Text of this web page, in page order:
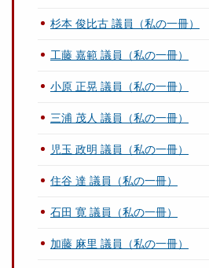
杉本 俊比古 議員（私の一冊）
工藤 嘉範 議員（私の一冊）
小原 正晃 議員（私の一冊）
三浦 茂人 議員（私の一冊）
児玉 政明 議員（私の一冊）
住谷 達 議員（私の一冊）
石田 寛 議員（私の一冊）
加藤 麻里 議員（私の一冊）